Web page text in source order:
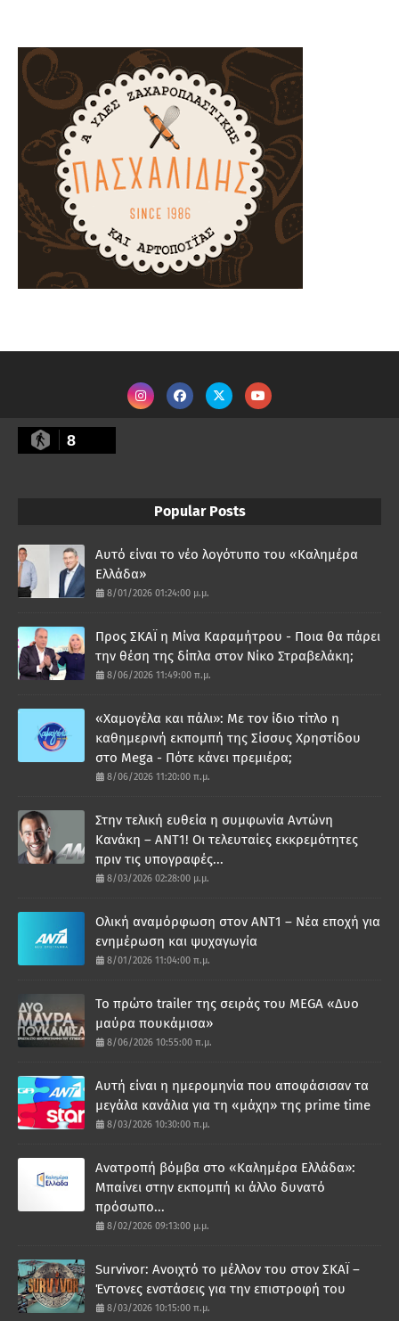
8
Popular Posts
Αυτό είναι το νέο λογότυπο του «Καλημέρα
Ελλάδα»
8/01/2026 01:24:00 μ.μ.
Προς ΣΚΑΪ η Μίνα Καραμήτρου - Ποια θα πάρει
την θέση της δίπλα στον Νίκο Στραβελάκη;
8/06/2026 11:49:00 π.μ.
«Χαμογέλα και πάλι»: Με τον ίδιο τίτλο η
καθημερινή εκπομπή της Σίσσυς Χρηστίδου
στο Mega - Πότε κάνει πρεμιέρα;
8/06/2026 11:20:00 π.μ.
Στην τελική ευθεία η συμφωνία Αντώνη
Κανάκη – ΑΝΤ1! Οι τελευταίες εκκρεμότητες
πριν τις υπογραφές...
8/03/2026 02:28:00 μ.μ.
Ολική αναμόρφωση στον ΑΝΤ1 – Νέα εποχή για
ενημέρωση και ψυχαγωγία
8/01/2026 11:04:00 π.μ.
Το πρώτο trailer της σειράς του MEGA «Δυο
μαύρα πουκάμισα»
8/06/2026 10:55:00 π.μ.
Αυτή είναι η ημερομηνία που αποφάσισαν τα
μεγάλα κανάλια για τη «μάχη» της prime time
8/03/2026 10:30:00 π.μ.
Ανατροπή βόμβα στο «Καλημέρα Ελλάδα»:
Μπαίνει στην εκπομπή κι άλλο δυνατό
πρόσωπο...
8/02/2026 09:13:00 μ.μ.
Survivor: Ανοιχτό το μέλλον του στον ΣΚΑΪ –
Έντονες ενστάσεις για την επιστροφή του
8/03/2026 10:15:00 π.μ.